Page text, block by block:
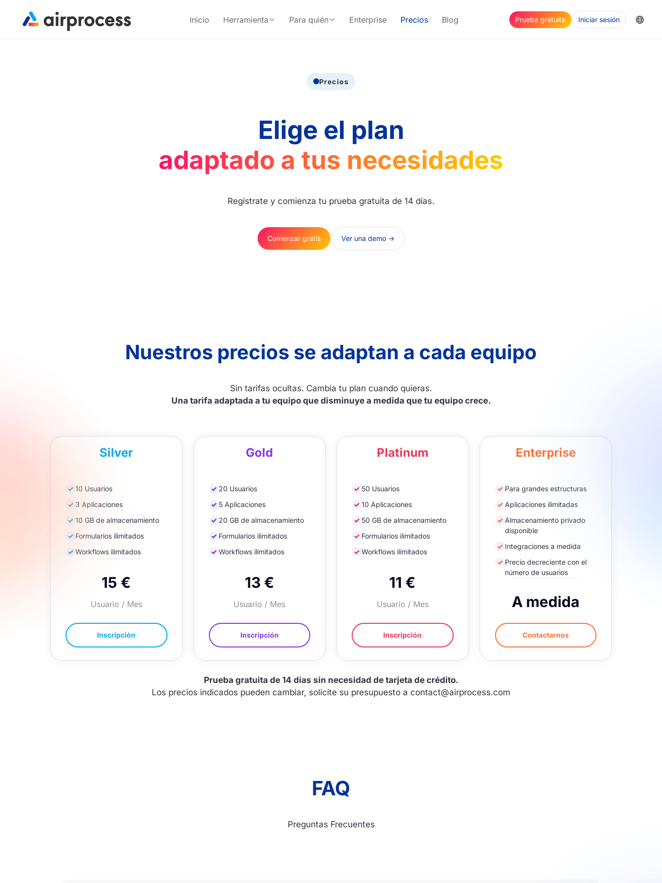
Inicio Herramienta Para quién Enterprise Precios Blog Prueba gratuita Iniciar sesión
Precios
Elige el plan
adaptado a tus necesidades
Regístrate y comienza tu prueba gratuita de 14 días.
Comenzar gratis Ver una demo ->
Nuestros precios se adaptan a cada equipo
Sin tarifas ocultas. Cambia tu plan cuando quieras.
Una tarifa adaptada a tu equipo que disminuye a medida que tu equipo crece.
Silver
✓ 10 Usuarios
✓ 3 Aplicaciones
✓ 10 GB de almacenamiento
✓ Formularios ilimitados
✓ Workflows ilimitados
15 €
Usuario / Mes
Inscripción
Gold
✓ 20 Usuarios
✓ 5 Aplicaciones
✓ 20 GB de almacenamiento
✓ Formularios ilimitados
✓ Workflows ilimitados
13 €
Usuario / Mes
Inscripción
Platinum
✓ 50 Usuarios
✓ 10 Aplicaciones
✓ 50 GB de almacenamiento
✓ Formularios ilimitados
✓ Workflows ilimitados
11 €
Usuario / Mes
Inscripción
Enterprise
✓ Para grandes estructuras
✓ Aplicaciones ilimitadas
✓ Almacenamiento privado
disponible
✓ Integraciones a medida
✓ Precio decreciente con el
número de usuarios
A medida
Contactarnos
Prueba gratuita de 14 días sin necesidad de tarjeta de crédito.
Los precios indicados pueden cambiar, solicite su presupuesto a contact@airprocess.com
FAQ
Preguntas Frecuentes